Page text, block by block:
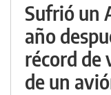
Sufrió un
año
récord de
de un